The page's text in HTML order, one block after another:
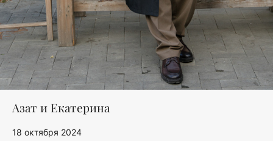
Азат и Екатерина
18 октября 2024